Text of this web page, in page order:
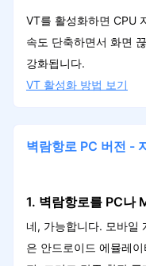
VT를 활성화하면 CPU
속도 단축하면서 화면
강화됩니다.
VT 활성화 방법 보기
벽람항로 PC 버전 -
1. 벽람항로를 PC나
네, 가능합니다. 모바일
은 안드로이드 에뮬레